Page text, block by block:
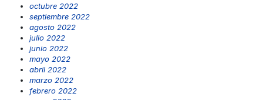
octubre 2022
septiembre 2022
agosto 2022
julio 2022
junio 2022
mayo 2022
abril 2022
marzo 2022
febrero 2022